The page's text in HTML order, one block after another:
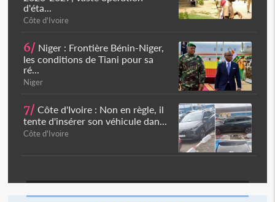
d'éta...
Côte d'Ivoire
6/ Niger : Frontière Bénin-Niger,
les conditions de Tiani pour sa
ré...
Niger
7/ Côte d'Ivoire : Non en règle, il
tente d'insérer son véhicule dan...
Côte d'Ivoire